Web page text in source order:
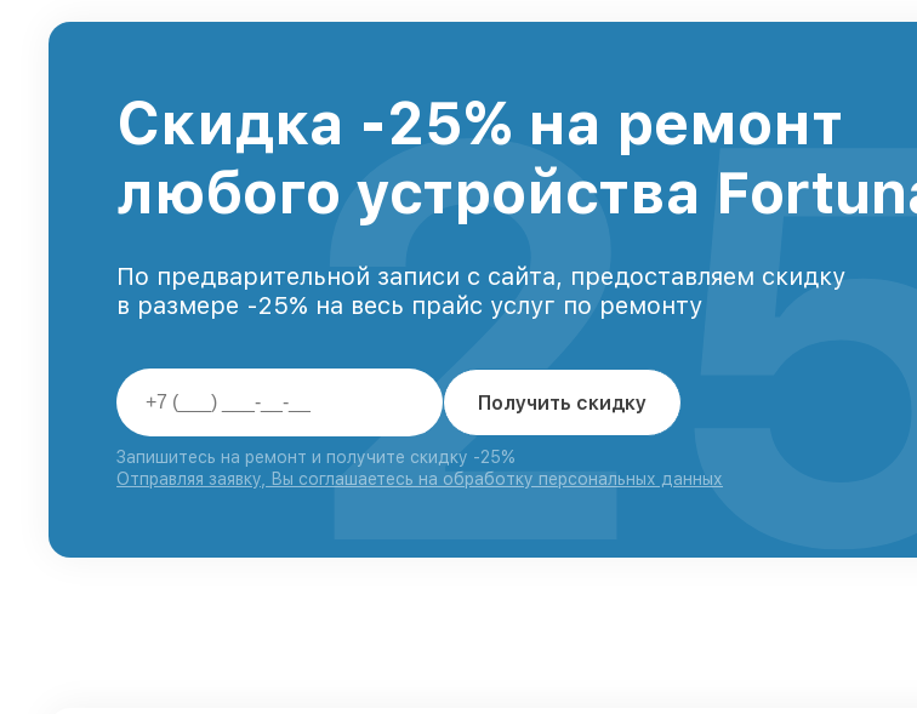
Скидка -25% на ремонт
любого устройства
По предварительной записи с сайта, предоставляем скидку
в размере -25% на весь прайс услуг по ремонту
Получить скидку
Запишитесь на ремонт и получите скидку -25%
Отправляя заявку, Вы соглашаетесь на обработку персональных данных